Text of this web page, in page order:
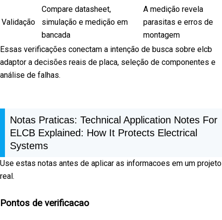
Validação
Compare datasheet,
simulação e medição em
bancada
A medição revela
parasitas e erros de
montagem
Essas verificações conectam a intenção de busca sobre elcb
adaptor a decisões reais de placa, seleção de componentes e
análise de falhas.
Notas Praticas: Technical Application Notes For
ELCB Explained: How It Protects Electrical
Systems
Use estas notas antes de aplicar as informacoes em um projeto
real.
Pontos de verificacao